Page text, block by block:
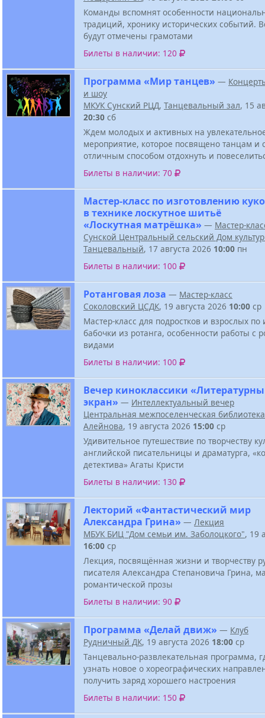
Команды вспомнят особенности
традиций, хронику исторических событий.
будут отмечены грамотами
Билеты в наличии: 120
Программа «Мир танцев» —
и шоу
МКУК Сунский РЦД, Танцевальный зал, 15
20:30 сб
Ждем молодых и активных на
мероприятие, которое посвящено танцам и
отличным способом отдохнуть и
Билеты в наличии: 70
Мастер-класс по изготовлению
в технике лоскутное шитьё
«Лоскутная матрёшка» — Мастер-
Сунской Центральный сельский Дом
Танцевальный, 17 августа 2026 10:00 пн
Билеты в наличии: 100
Ротанговая лоза — Мастер-класс
Соколовский ЦСДК, 19 августа 2026 10:00 ср
Мастер-класс для подростков и взрослых по
бабочки из ротанга, особенности работы с
видами
Билеты в наличии: 100
Вечер киноклассики
экран» — Интеллектуальный вечер
Центральная межпоселенческая
Алейнова, 19 августа 2026 15:00 ср
Удивительное путешествие по творчеству
английской писательницы и драматурга,
детектива» Агаты Кристи
Билеты в наличии: 130
Лекторий «Фантастический мир
Александра Грина» — Лекция
МБУК БИЦ "Дом семьи им. Заболоцкого", 19
16:00 ср
Лекция, посвящённая жизни и творчеству
писателя Александра Степановича Грина,
романтической прозы
Билеты в наличии: 90
Программа «Делай движ» — Клуб
Рудничный ДК, 19 августа 2026 18:00 ср
Танцевально-развлекательная программа,
узнать новое о хореографических
получить заряд хорошего настроения
Билеты в наличии: 150